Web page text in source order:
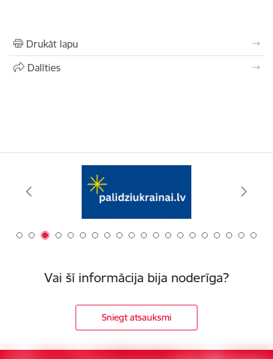
Drukāt lapu
Dalīties
Vai šī informācija bija noderīga?
Sniegt atsauksmi